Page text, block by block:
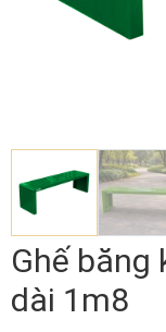
Ghế băng
dài 1m8